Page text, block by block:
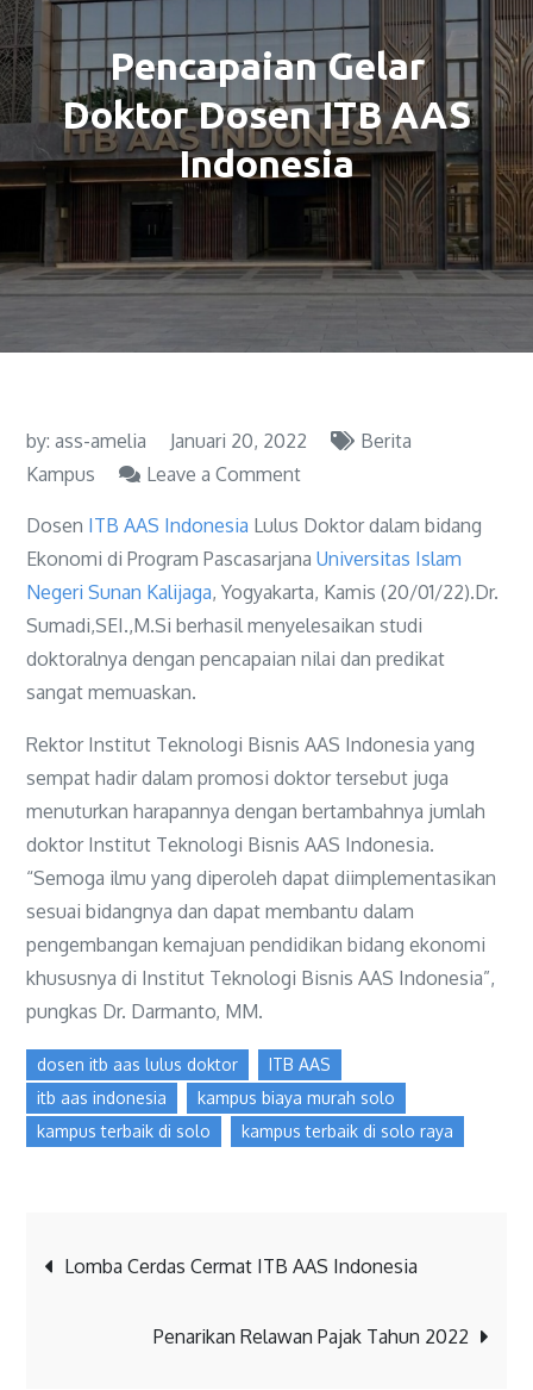
Pencapaian Gelar
Doktor Dosen ITB AAS
Indonesia
by:ass-amelia Januari 20, 2022
Berita
Kampus
Leave a Comment
Dosen ITB AAS Indonesia Lulus Doktor dalam bidang
Ekonomi di Program PascasarjanaUniversitas Islam
Negeri Sunan Kalijaga, Yogyakarta, Kamis (20/01/22).Dr.
Sumadi,SEI.,M.Si berhasil menyelesaikan studi
doktoralnya dengan pencapaian nilai dan predikat
sangat memuaskan.
Rektor Institut Teknologi Bisnis AAS Indonesia yang
sempat hadir dalam promosi doktor tersebut juga
menuturkan harapannya dengan bertambahnya jumlah
doktor Institut Teknologi Bisnis AAS Indonesia.
“Semoga ilmu yang diperoleh dapat diimplementasikan
sesuai bidangnya dan dapat membantu dalam
pengembangan kemajuan pendidikan bidang ekonomi
khususnya di Institut Teknologi Bisnis AAS Indonesia”,
pungkas Dr. Darmanto, MM.
dosen itb aas lulus doktor
ITB AAS
itb aas indonesia
kampus biaya murah solo
kampus terbaik di solo
kampus terbaik di solo raya
Lomba Cerdas Cermat ITB AAS Indonesia
Penarikan Relawan Pajak Tahun 2022